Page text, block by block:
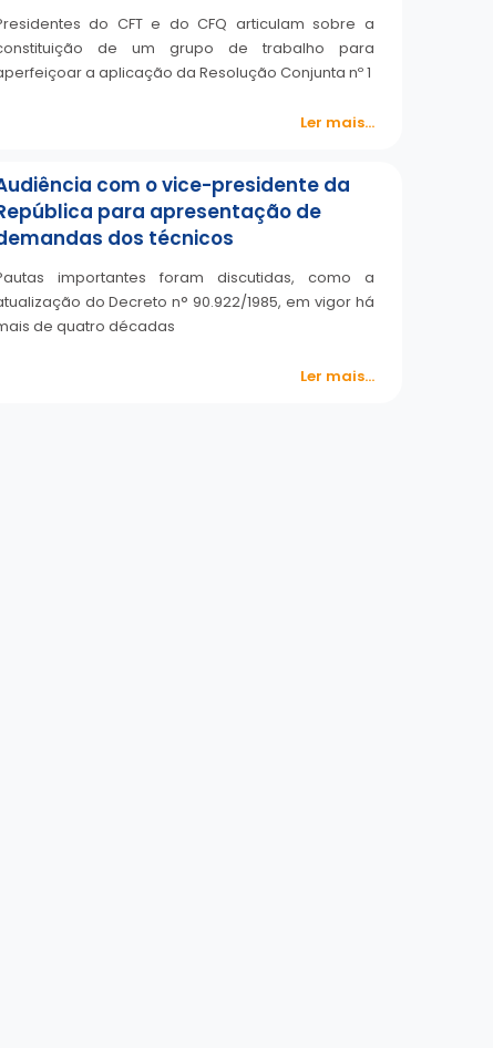
do CFT e do CFQ articulam sobre a
de um grupo de trabalho para
a aplicação da Resolução Conjunta nº 1
Ler mais...
com o vice-presidente da
para apresentação de
dos técnicos
importantes foram discutidas, como a
do Decreto n° 90.922/1985, em vigor há
de quatro décadas
Ler mais...